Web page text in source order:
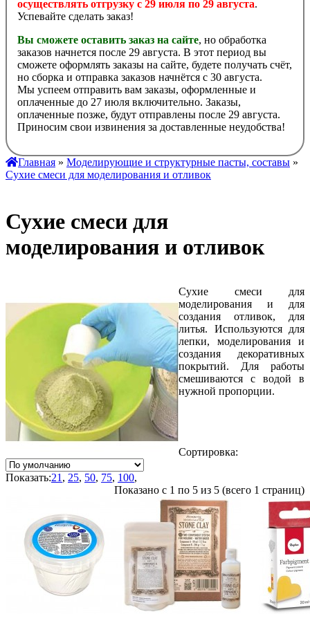
осуществлять отгрузку с 29 июля по 29 августа.
Успевайте сделать заказ!
Вы сможете оставить заказ на сайте, но обработка
заказов начнется после 29 августа. В этот период вы
сможете оформлять заказы на сайте, будете получать счёт,
но сборка и отправка заказов начнётся с 30 августа.
Мы успеем отправить вам заказы, оформленные и
оплаченные до 27 июля включительно. Заказы,
оплаченные позже, будут отправлены после 29 августа.
Приносим свои извинения за доставленные неудобства!
Главная » Моделирующие и структурные пасты, составы »
Сухие смеси для моделирования и отливок
Сухие смеси для
моделирования и отливок
Сухие смеси для
моделирования и для
создания отливок, для
литья. Используются для
лепки, моделирования и
создания декоративных
покрытий. Для работы
смешиваются с водой в
нужной пропорции.
Сортировка:
Показать:21, 25, 50, 75, 100,
Показано с 1 по 5 из 5 (всего 1 страниц)